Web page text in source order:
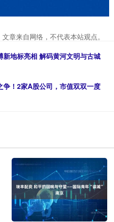
章来自网络，不代表本站观点。
新地标亮相 解码黄河文明与古城
争！2家A股公司，市值双双一度